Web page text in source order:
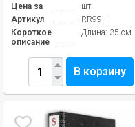
Цена за
шт.
Артикул
RR99H
Короткое
описание
Длина: 35 см
В корзину